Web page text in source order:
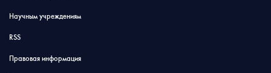
Научным учреждениям
RSS
Правовая информация